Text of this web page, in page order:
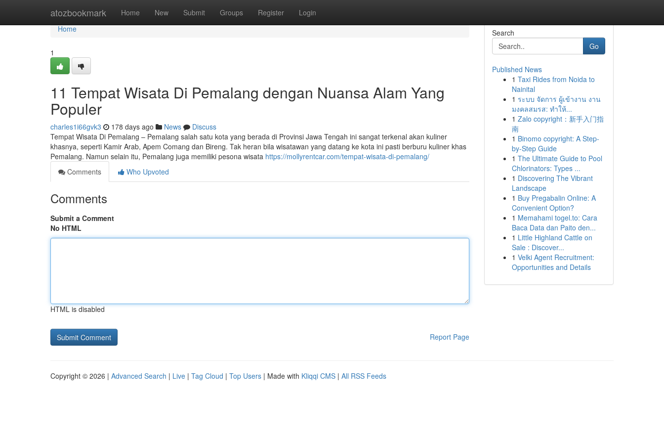
atozbookmark Home New Submit Groups Register Login
Home
Home
1
11 Tempat Wisata Di Pemalang dengan Nuansa Alam Yang
Populer
charles1i66gvk3 178 days ago News
Discuss
Tempat Wisata Di Pemalang – Pemalang salah satu kota yang berada di Provinsi Jawa Tengah ini sangat terkenal akan kuliner
khasnya, seperti Kamir Arab, Apem Comang dan Bireng. Tak heran bila wisatawan yang datang ke kota ini pasti berburu kuliner khas
Pemalang. Namun selain itu, Pemalang juga memiliki pesona wisata https://mollyrentcar.com/tempat-wisata-di-pemalang/
Comments
Who Upvoted
Comments
Submit a Comment
No HTML
HTML is disabled
Report Page
Search
Go
Published News
1 Taxi Rides from Noida to
Nainital
1 ระบบ จัดการ ผู้เข้างาน งาน
มงคลสมรส: ทำให้...
1 Zalo copyright：新手入门指
南
1 Binomo copyright: A Step-
by-Step Guide
1 The Ultimate Guide to Pool
Chlorinators: Types ...
1 Discovering The Vibrant
Landscape
1 Buy Pregabalin Online: A
Convenient Option?
1 Memahami togel.to: Cara
Baca Data dan Paito den...
1 Little Highland Cattle on
Sale : Discover...
1 Velki Agent Recruitment:
Opportunities and Details
Copyright © 2026 | Advanced Search | Live | Tag Cloud | Top Users | Made with Kliqqi CMS | All RSS Feeds